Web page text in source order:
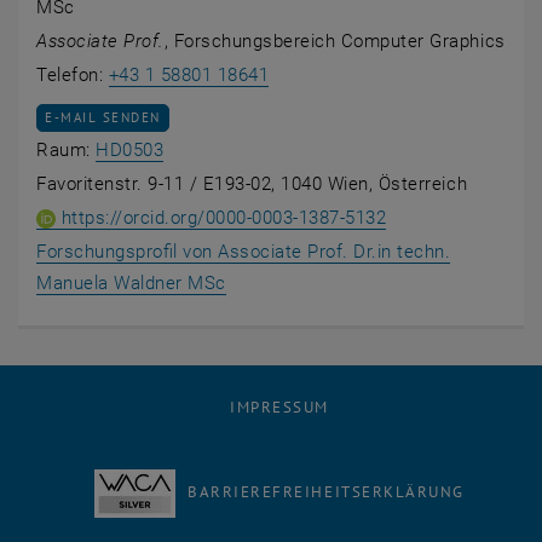
MSc
Associate Prof. , Forschungsbereich Computer Graphics
Telefon: +43 1 58801 18641
E-MAIL AN MANUELA WALDNER SENDEN
E-MAIL SENDEN
Raum: HD0503Raum HD0503 auf der Karte anzeigen ,
Favoritenstr. 9-11 / E193-02, 1040 Wien, Österreich
https://orcid.org/0000-0003-1387-5132
Forschungsprofil von Associate Prof. Dr.in techn.
Manuela Waldner MSc
IMPRESSUM
BARRIEREFREIHEITSERKLÄRUNG